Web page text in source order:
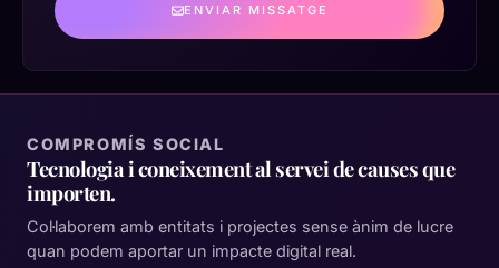
ENVIAR MISSATGE
COMPROMÍS SOCIAL
Tecnologia i coneixement al servei de causes que
importen.
Col·laborem amb entitats i projectes sense ànim de lucre
quan podem aportar un impacte digital real.